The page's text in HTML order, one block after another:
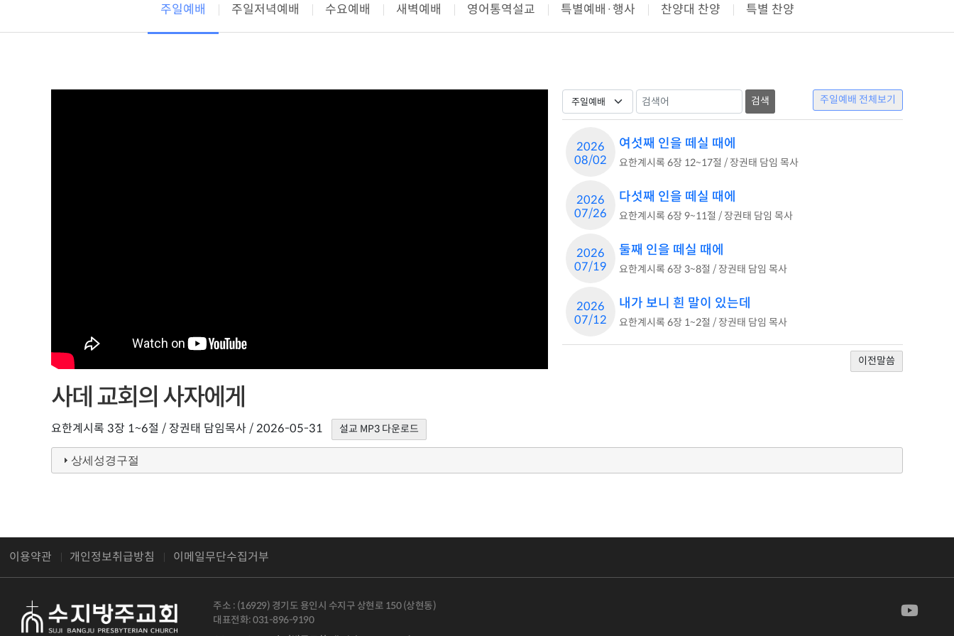
주일예배 주일저녁예배 수요예배 새벽예배 영어통역설교 특별예배·행사 찬양대 찬양 특별 찬양
사데 교회의 사자에게
요한계시록 3장 1~6절 / 장권태 담임목사 / 2026-05-31 설교 MP3 다운로드
상세성경구절
주일예배 전체보기
2026
08/02
여섯째 인을 떼실 때에
요한계시록 6장 12~17절 / 장권태 담임 목사
2026
07/26
다섯째 인을 떼실 때에
요한계시록 6장 9~11절 / 장권태 담임 목사
2026
07/19
둘째 인을 떼실 때에
요한계시록 6장 3~8절 / 장권태 담임 목사
2026
07/12
내가 보니 흰 말이 있는데
요한계시록 6장 1~2절 / 장권태 담임 목사
이전말씀
이용약관 개인정보취급방침 이메일무단수집거부
주소 : (16929) 경기도 용인시 수지구 상현로 150 (상현동)
대표전화: 031-896-9190